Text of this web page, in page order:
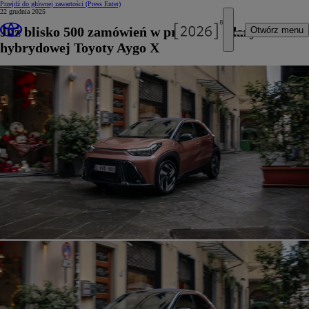
Przejdź do głównej zawartości (Press Enter)
Otwórz menu
22 grudnia 2025
Już blisko 500 zamówień w przedsprzedaży
hybrydowej Toyoty Aygo X